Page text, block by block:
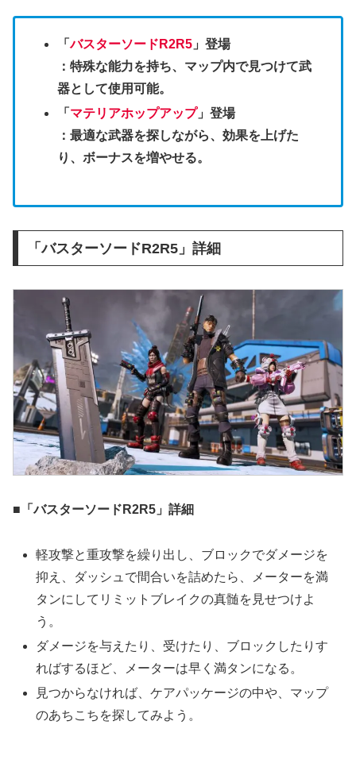
「バスターソードR2R5 」登場
：特殊な能力を持ち、マップ内で見つけて武
器として使用可能。
「 マテリアホップアップ」登場
：最適な武器を探しながら、効果を上げた
り、ボーナスを増やせる。
「バスターソードR2R5」詳細
■「バスターソードR2R5」詳細
軽攻撃と重攻撃を繰り出し、ブロックでダメージを
抑え、ダッシュで間合いを詰めたら、メーターを満
タンにしてリミットブレイクの真髄を見せつけよ
う。
ダメージを与えたり、受けたり、ブロックしたりす
ればするほど、メーターは早く満タンになる。
見つからなければ、ケアパッケージの中や、マップ
のあちこちを探してみよう。